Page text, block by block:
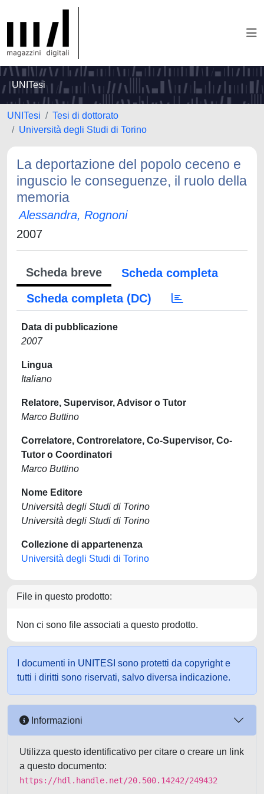
UNITesi
UNITesi
Tesi di dottorato
Università degli Studi di Torino
La deportazione del popolo ceceno e
inguscio le conseguenze, il ruolo della
memoria
Alessandra, Rognoni
2007
Scheda breve
Scheda completa
Scheda completa (DC)
Data di pubblicazione
2007
Lingua
Italiano
Relatore, Supervisor, Advisor o Tutor
Marco Buttino
Correlatore, Controrelatore, Co-Supervisor, Co-
Tutor o Coordinatori
Marco Buttino
Nome Editore
Università degli Studi di Torino
Università degli Studi di Torino
Collezione di appartenenza
Università degli Studi di Torino
File in questo prodotto:
Non ci sono file associati a questo prodotto.
I documenti in UNITESI sono protetti da copyright e
tutti i diritti sono riservati, salvo diversa indicazione.
Informazioni
Utilizza questo identificativo per citare o creare un link
a questo documento:
https://hdl.handle.net/20.500.14242/249432